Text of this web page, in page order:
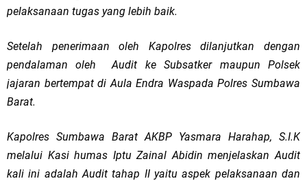
pelaksanaan tugas yang lebih baik.
Setelah penerimaan oleh Kapolres dilanjutkan dengan
pendalaman oleh Audit ke Subsatker maupun Polsek
jajaran bertempat di Aula Endra Waspada Polres Sumbawa
Barat.
Kapolres Sumbawa Barat AKBP Yasmara Harahap, S.I.K
melalui Kasi humas Iptu Zainal Abidin menjelaskan Audit
kali ini adalah Audit tahap II yaitu aspek pelaksanaan dan